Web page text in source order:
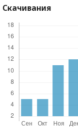
Скачивания